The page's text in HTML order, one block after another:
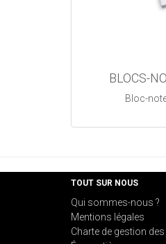
BLOCS-
Bloc-
TOUT SUR NOUS
Qui sommes-nous ?
Mentions légales
Charte de gestion